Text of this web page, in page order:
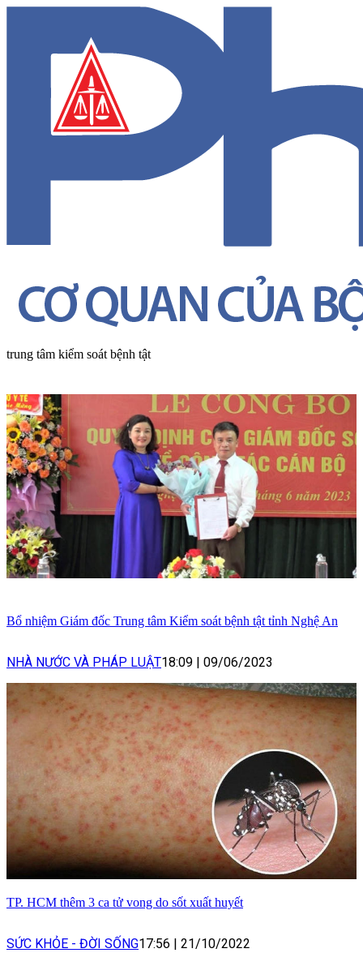
trung tâm kiểm soát bệnh tật
Bổ nhiệm Giám đốc Trung tâm Kiểm soát bệnh tật tỉnh Nghệ An
NHÀ NƯỚC VÀ PHÁP LUẬT18:09 | 09/06/2023
TP. HCM thêm 3 ca tử vong do sốt xuất huyết
SỨC KHỎE - ĐỜI SỐNG17:56 21/10/2022